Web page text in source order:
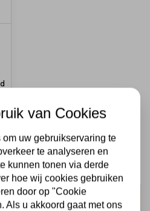
van Cookies
uw gebruikservaring te
te analyseren en
kunnen tonen via derde
hoe wij cookies gebruiken
door op "Cookie
Als u akkoord gaat met ons